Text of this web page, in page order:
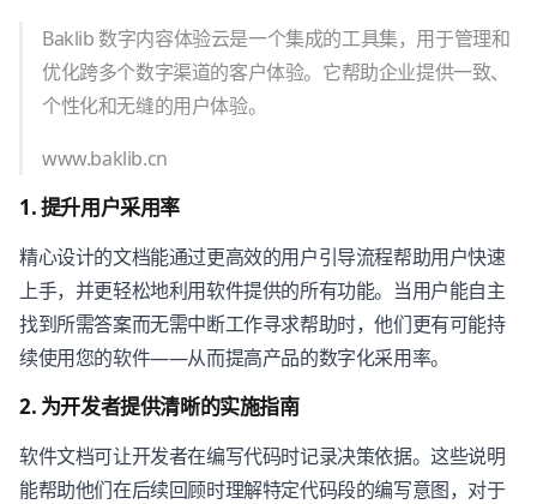
Baklib 数字内容体验云是一个集成的工具集，用于管理和
优化跨多个数字渠道的客户体验。它帮助企业提供一致、
个性化和无缝的用户体验。
www.baklib.cn
1. 提升用户采用率
精心设计的文档能通过更高效的用户引导流程帮助用户快速
上手，并更轻松地利用软件提供的所有功能。当用户能自主
找到所需答案而无需中断工作寻求帮助时，他们更有可能持
续使用您的软件——从而提高产品的数字化采用率。
2. 为开发者提供清晰的实施指南
软件文档可让开发者在编写代码时记录决策依据。这些说明
能帮助他们在后续回顾时理解特定代码段的编写意图，对于